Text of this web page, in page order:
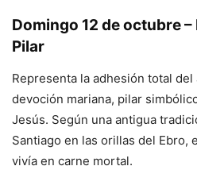
Domingo 12 de octubre
Pilar
Representa la adhesión total del
devoción mariana, pilar
Jesús. Según una antigua
Santiago en las orillas del Ebro,
vivía en carne mortal.